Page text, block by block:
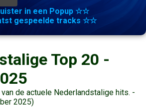
in een Popup ☆☆
gespeelde tracks ☆☆
Top 20 -
de actuele Nederlandstalige hits. -
2025)